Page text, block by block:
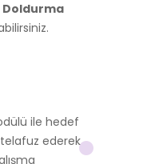
Doldurma
ile hedef
ederek